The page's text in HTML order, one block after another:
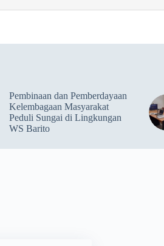
Pembinaan dan Pemberdayaan
Kelembagaan Masyarakat
Peduli Sungai di Lingkungan
WS Barito